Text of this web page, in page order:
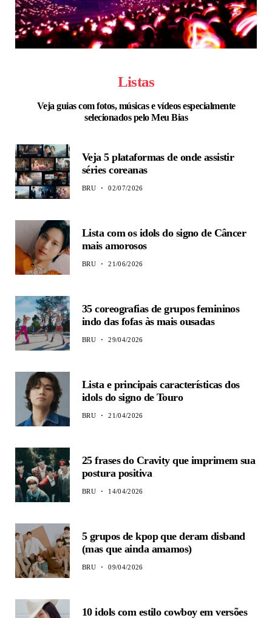
Listas
Veja guias com fotos, músicas e vídeos especialmente
selecionados pelo Meu Bias
Veja 5 plataformas de onde assistir
séries coreanas
BRU 02/07/2026
Lista com os idols do signo de Câncer
mais amorosos
BRU 21/06/2026
35 coreografias de grupos femininos
indo das fofas às mais ousadas
BRU 29/04/2026
Lista e principais características dos
idols do signo de Touro
BRU 21/04/2026
25 frases do Cravity que imprimem sua
postura positiva
BRU 14/04/2026
5 grupos de kpop que deram disband
(mas que ainda amamos)
BRU 09/04/2026
10 idols com estilo cowboy em versões